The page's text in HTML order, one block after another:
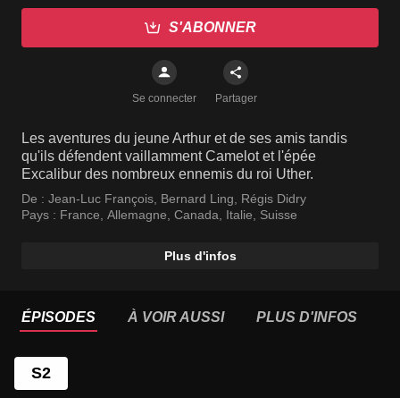
S'ABONNER
Se connecter Partager
Les aventures du jeune Arthur et de ses amis tandis
qu'ils défendent vaillamment Camelot et l'épée
Excalibur des nombreux ennemis du roi Uther.
De : Jean-Luc François Bernard Ling
Régis Didry
Pays : France Allemagne Canada Italie Suisse
Plus d'infos
ÉPISODES À VOIR AUSSI PLUS D'INFOS
S2